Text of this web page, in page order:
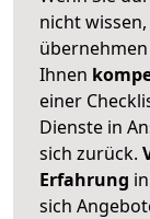
nicht
Ihnen
einer
Dienste in
sich zurück.
Erfahrung
sich